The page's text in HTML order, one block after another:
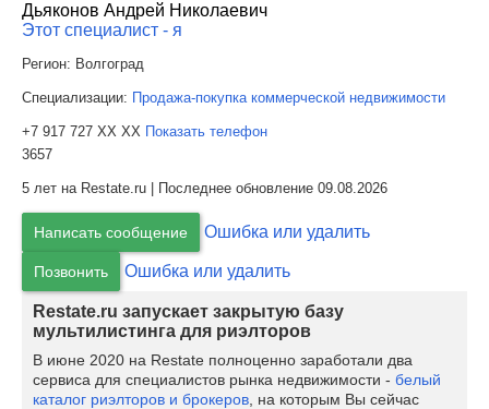
Дьяконов Андрей Николаевич
Этот специалист - я
Регион: Волгоград
Специализации: Продажа-покупка коммерческой недвижимости
+7 917 727 XX XX Показать телефон
3657
5 лет на Restate.ru | Последнее обновление 09.08.2026
Написать сообщение Ошибка или удалить
Позвонить Ошибка или удалить
Restate.ru запускает закрытую базу
мультилистинга для риэлторов
В июне 2020 на Restate полноценно заработали два
сервиса для специалистов рынка недвижимости - белый
каталог риэлторов и брокеров , на которым Вы сейчас